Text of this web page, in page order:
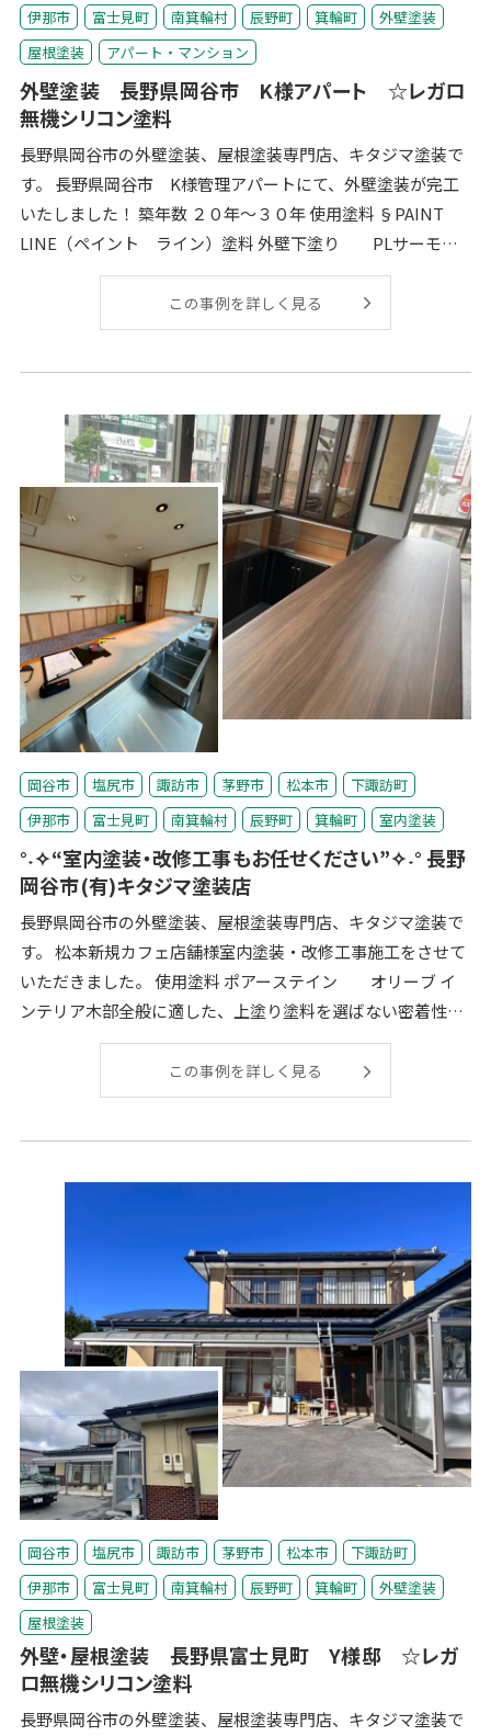
伊那市 富士見町 南箕輪村 辰野町 箕輪町
外壁塗装
屋根塗装
アパート・マンション
外壁塗装 長野県岡谷市 K様アパート ☆レガロ
無機シリコン塗料
長野県岡谷市の外壁塗装、屋根塗装専門店、キタジマ塗装で
す。 長野県岡谷市 K様管理アパートにて、外壁塗装が完工
いたしました！ 築年数 ２０年～３０年 使用塗料 §PAINT
LINE（ペイント ライン）塗料 外壁下塗り PLサーモテ
この事例を詳しく見る
岡谷市 塩尻市 諏訪市 茅野市 松本市
下諏訪町
伊那市
富士見町 南箕輪村 辰野町 箕輪町 室内塗装
°˖✧“室内塗装・改修工事もお任せください”✧˖° 長野
岡谷市(有)キタジマ塗装店
長野県岡谷市の外壁塗装、屋根塗装専門店、キタジマ塗装で
す。 松本新規カフェ店舗様室内塗装・改修工事施工をさせて
いただきました。 使用塗料 ポアーステイン オリーブ イ
ンテリア木部全般に適した、上塗り塗料を選ばない密着性抜
群の水性顔料着色剤
この事例を詳しく見る
岡谷市 塩尻市 諏訪市 茅野市 松本市
下諏訪町
伊那市
富士見町 南箕輪村 辰野町 箕輪町
外壁塗装
屋根塗装
外壁・屋根塗装 長野県富士見町 Y様邸 ☆レガ
ロ無機シリコン塗料
長野県岡谷市の外壁塗装、屋根塗装専門店、キタジマ塗装で